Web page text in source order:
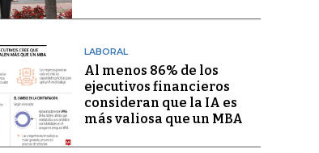
LABORAL
Al menos 86% de los
ejecutivos financieros
consideran que la IA es
más valiosa que un MBA